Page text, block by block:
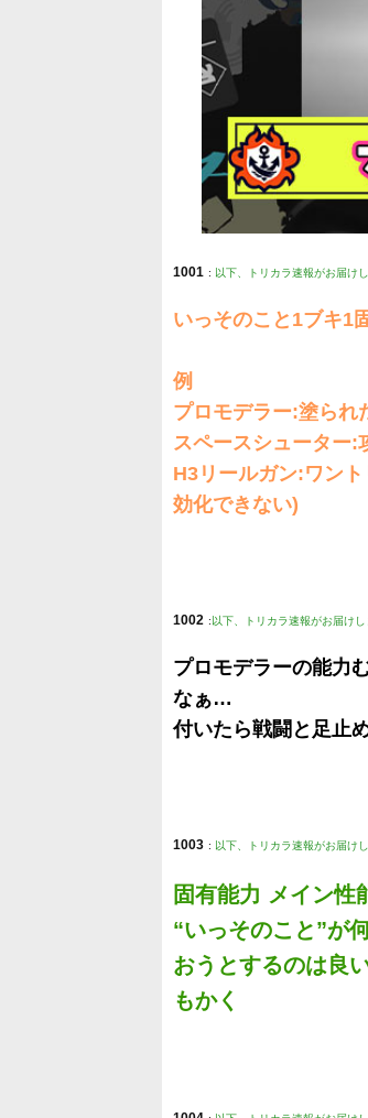
1001 : 以下、トリカラ速報がお届け
いっそのこと1ブキ1
例
プロモデラー:塗られ
スペースシューター:
H3リールガン:ワン
効化できない)
1002 : 以下、トリカラ速報がお届けし
プロモデラーの能力
なぁ…
付いたら戦闘と足止
1003 : 以下、トリカラ速報がお届け
固有能力 メイン
“いっそのこと”が
おうとするのは良
もかく